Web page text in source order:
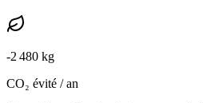
-2 480 kg
CO₂ évité / an